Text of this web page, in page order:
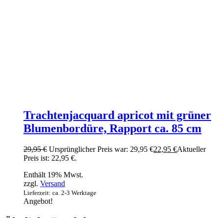
Trachtenjacquard apricot mit grüner
Blumenbordüre, Rapport ca. 85 cm
29,95€ Ursprünglicher Preis war: 29,95 €22,95 €Aktueller
Preis ist: 22,95 €.
Enthält 19% Mwst.
zzgl. Versand
Lieferzeit: ca. 2-3 Werktage
Angebot!